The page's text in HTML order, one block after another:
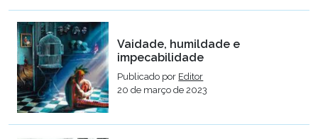
Vaidade, humildade e
impecabilidade
Publicado por Editor
20 de março de 2023